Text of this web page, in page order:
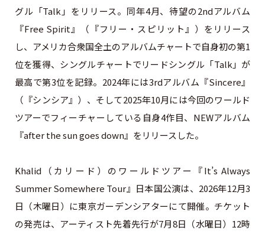
グル「Talk」をリリース。同年4月、待望の2ndアルバム
『Free Spirit』（『フリー・スピリット』）をリリース
し、アメリカ合衆国全土のアルバムチャートで自身初の第1
位を獲得、シングルチャートでリードシングル「Talk」が
最高で第3位を記録。2024年には3rdアルバム『Sincere』
（『シンシア』）、そして2025年10月には今回のワールド
ツアーでフィーチャーしている自身4作目、NEWアルバム
『after the sun goes down』をリリースした。
Khalid（カリード）のワールドツアー『It’s Always
Summer Somewhere Tour』日本国公演は、2026年12月3
日（木曜日）に東京ガーデンシアターにて開催。チケット
の発売は、アーティスト先着先行が7月8日（水曜日）12時